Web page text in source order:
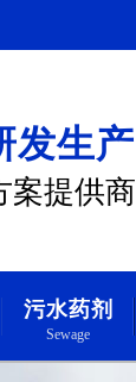
发生产
案提供商
污水药剂
Sewage